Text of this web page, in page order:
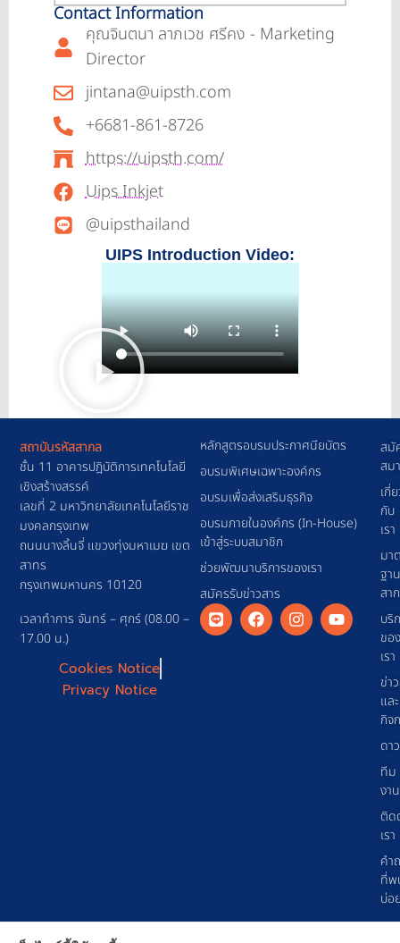
Contact Information
คุณจินตนา ลาภเวช ศรีคง - Marketing
Director
jintana@uipsth.com
+6681-861-8726
https://uipsth.com/
Uips Inkjet
@uipsthailand
UIPS Introduction Video:
สมั
สม
เกี่
กับ
เรา
มา
ฐาน
สา
บริ
ของ
เรา
ข่า
และ
กิจ
ดา
ทีม
งาน
ติด
เรา
คำ
ที่พ
บ่อ
หลักสูตรอบรมประกาศนียบัตร
อบรมพิเศษเฉพาะองค์กร
อบรมเพื่อส่งเสริมธุรกิจ
อบรมภายในองค์กร (In-House)
เข้าสู่ระบบสมาชิก
ช่วยพัฒนาบริการของเรา
สมัครรับข่าวสาร
สถาบันรหัสสากล
ชั้น 11 อาคารปฎิบัติการเทคโนโลยี
เชิงสร้างสรรค์
เลขที่ 2 มหาวิทยาลัยเทคโนโลยีราช
มงคลกรุงเทพ
ถนนนางลิ้นจี่ แขวงทุ่งมหาเมฆ เขต
สาทร
กรุงเทพมหานคร 10120
เวลาทำการ จันทร์ – ศุกร์ (08.00 –
17.00 น.)
Cookies Notice
Privacy Notice
© 2026 GS1 Thailand Copyright